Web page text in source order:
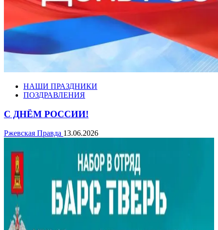
НАШИ ПРАЗДНИКИ
ПОЗДРАВЛЕНИЯ
С ДНЁМ РОССИИ!
Ржевская Правда 13.06.2026